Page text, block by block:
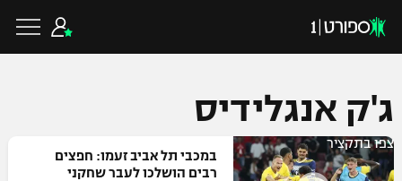
כדורגל ישראלי
ג'ק אנגלידיס
צפו בתקציר
במכבי תל אביב זעמו: חפצים
רבים הושלכו לעבר שחקני